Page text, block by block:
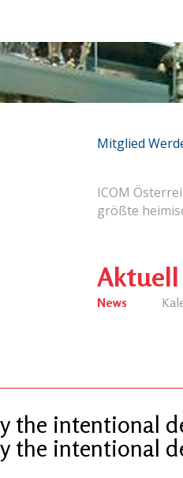
ICOM
größte
Aktuell
News
Mitglied
the intentional
the intentional